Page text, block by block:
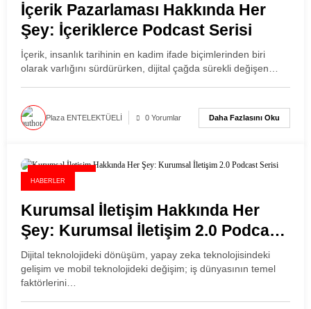
İçerik Pazarlaması Hakkında Her
Şey: İçeriklerce Podcast Serisi
İçerik, insanlık tarihinin en kadim ifade biçimlerinden biri
olarak varlığını sürdürürken, dijital çağda sürekli değişen…
Plaza ENTELEKTÜELİ 0 Yorumlar Daha Fazlasını Oku
HABERLER
Kurumsal İletişim Hakkında Her
Şey: Kurumsal İletişim 2.0 Podcast
Serisi
Dijital teknolojideki dönüşüm, yapay zeka teknolojisindeki
gelişim ve mobil teknolojideki değişim; iş dünyasının temel
faktörlerini…